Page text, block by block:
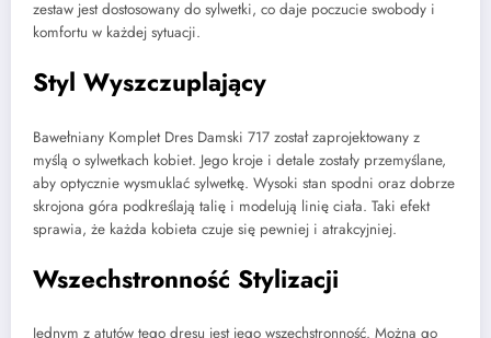
zestaw jest dostosowany do sylwetki, co daje poczucie swobody i
komfortu w każdej sytuacji.
Styl Wyszczuplający
Bawełniany Komplet Dres Damski 717 został zaprojektowany z
myślą o sylwetkach kobiet. Jego kroje i detale zostały przemyślane,
aby optycznie wysmuklać sylwetkę. Wysoki stan spodni oraz dobrze
skrojona góra podkreślają talię i modelują linię ciała. Taki efekt
sprawia, że każda kobieta czuje się pewniej i atrakcyjniej.
Wszechstronność Stylizacji
Jednym z atutów tego dresu jest jego wszechstronność. Można go